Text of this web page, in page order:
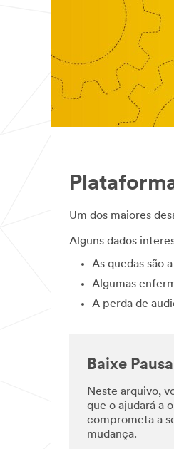
Um dos maiores
Alguns dados
As quedas são
Algumas
A perda de
Baixe
Neste arquivo,
que o ajudará a
comprometa a
mudança.